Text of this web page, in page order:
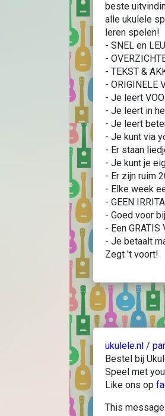
beste
alle ukulele
leren spelen!
- SNEL en
-
- TEKST &
- ORIGINELE
- Je leert
- Je leert in
- Je leert
- Je kunt via
- Er staan
- Je kunt je
- Er zijn ruim
- Elke week
- GEEN
- Goed voor
- Een GRATIS
- Je betaalt
Zegt 't voort!
ukulele.nl /
Bestel bij
Speel met
Like ons op
This